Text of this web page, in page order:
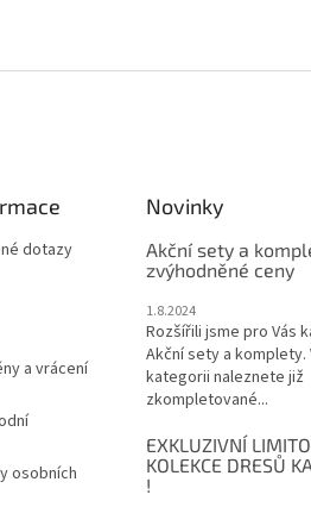
dotazy
a vrácení
osobních
Novinky
Akční sety a
zvýhodněné ceny
1.8.2024
Rozšířili jsme pro Vás
Akční sety a komplety.
kategorii naleznete již
zkompletované...
EXKLUZIVNÍ
KOLEKCE DRESŮ
!